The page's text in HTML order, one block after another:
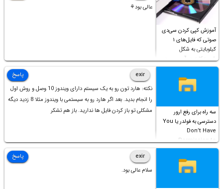
آموزش کپی کردن سی‌دی
صوتی که فایل‌های ۱
کیلوبایتی به شکل
شورت‌کات در آن موجود
است!
عالی بود⚘
سه راه برای رفع ارور
دسترسی به فولدر یا You
Don’t Have
Permission to
Access this folder
exir
نکته: هارد تون رو به یک سیستم دارای ویندوز 10 وصل و روش اول
را انجام بدید. بعد اگر هارد رو به سیستمی با ویندوز مثلا 8 زدید دیگه
مشکلی تو باز کردن فایل ها ندارید. باز هم تشکر
پاسخ
exir
سلام عالی بود.
پاسخ